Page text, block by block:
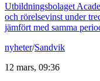
Utbildningsbolaget
och rörelsevinst under
jämfört med samma
nyheter/Sandvik
12 mars, 09:36